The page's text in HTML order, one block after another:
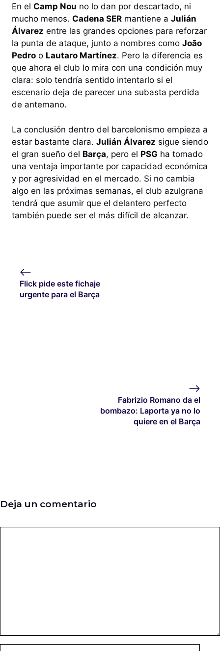
En el Camp Nou no lo dan por descartado, ni
mucho menos. Cadena SER mantiene a Julián
Álvarez entre las grandes opciones para reforzar
la punta de ataque, junto a nombres como João
Pedro o Lautaro Martínez. Pero la diferencia es
que ahora el club lo mira con una condición muy
clara: solo tendría sentido intentarlo si el
escenario deja de parecer una subasta perdida
de antemano.
La conclusión dentro del barcelonismo empieza a
estar bastante clara. Julián Álvarez sigue siendo
el gran sueño del Barça, pero el PSG ha tomado
una ventaja importante por capacidad económica
y por agresividad en el mercado. Si no cambia
algo en las próximas semanas, el club azulgrana
tendrá que asumir que el delantero perfecto
también puede ser el más difícil de alcanzar.
Flick pide este fichaje
urgente para el Barça
Fabrizio Romano da el
bombazo: Laporta ya no lo
quiere en el Barça
Deja un comentario